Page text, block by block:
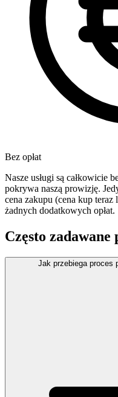
Bez opłat
Nasze usługi są całkowicie
pokrywa naszą prowizję.
cena zakupu (cena kup
żadnych dodatkowych opłat.
Często zadawane
Jak przebiega proces